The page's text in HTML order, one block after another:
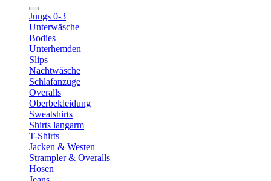
Jungs 0-3
Unterwäsche
Bodies
Unterhemden
Slips
Nachtwäsche
Schlafanzüge
Overalls
Oberbekleidung
Sweatshirts
Shirts langarm
T-Shirts
Jacken & Westen
Strampler & Overalls
Hosen